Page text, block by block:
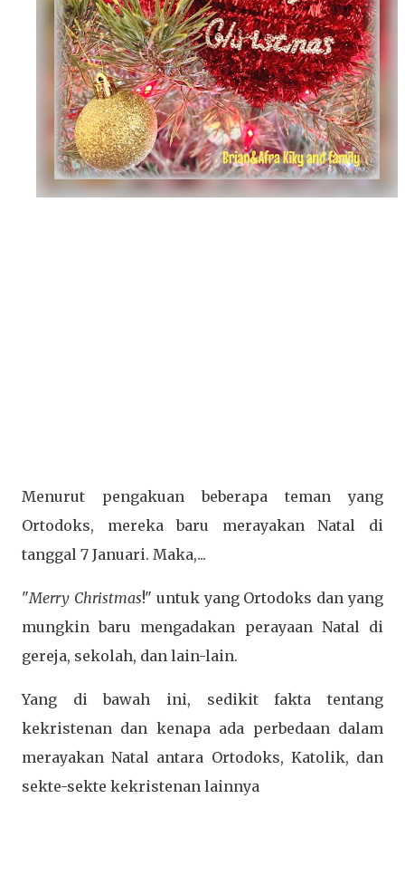
Menurut pengakuan beberapa teman yang
Ortodoks, mereka baru merayakan Natal di
tanggal 7 Januari. Maka,...
"Merry Christmas!" untuk yang Ortodoks dan yang
mungkin baru mengadakan perayaan Natal di
gereja, sekolah, dan lain-lain.
Yang di bawah ini, sedikit fakta tentang
kekristenan dan kenapa ada perbedaan dalam
merayakan Natal antara Ortodoks, Katolik, dan
sekte-sekte kekristenan lainnya